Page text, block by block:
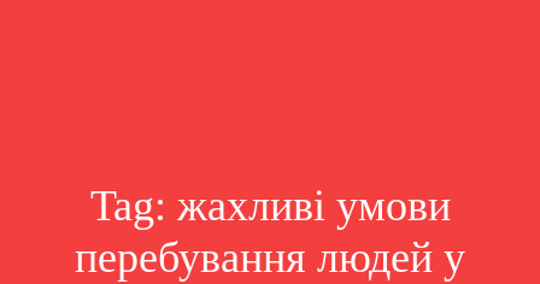
Tag: жахливі умови
перебування людей у